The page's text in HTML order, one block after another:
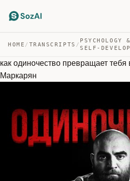
HOME / TRANSCRIPTS /
PSYCHOLOGY &
SELF-
как одиночество превращает
Маркарян